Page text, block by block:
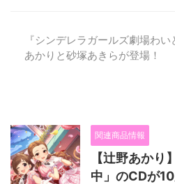
『シンデレラガールズ劇場わ
あかりと砂塚あきらが登場！
関連商品情報
【辻野あかり
中」のCDが